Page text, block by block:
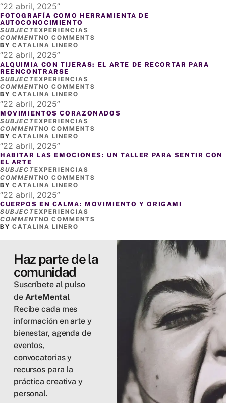
22 abril, 2025
FOTOGRAFÍA COMO HERRAMIENTA DE
AUTOCONOCIMIENTO
SUBJECTEXPERIENCIAS
COMMENTNO COMMENTS
BY CATALINA LINERO
22 abril, 2025
ALQUIMIA CON TIJERAS: EL ARTE DE RECORTAR PARA
REENCONTRARSE
SUBJECTEXPERIENCIAS
COMMENTNO COMMENTS
BY CATALINA LINERO
22 abril, 2025
MOVIMIENTOS CORAZONADOS
SUBJECTEXPERIENCIAS
COMMENTNO COMMENTS
BY CATALINA LINERO
22 abril, 2025
HABITAR LAS EMOCIONES: UN TALLER PARA SENTIR CON
EL ARTE
SUBJECTEXPERIENCIAS
COMMENTNO COMMENTS
BY CATALINA LINERO
22 abril, 2025
CUERPOS EN CALMA: MOVIMIENTO Y ORIGAMI
SUBJECTEXPERIENCIAS
COMMENTNO COMMENTS
BY CATALINA LINERO
Haz parte de la
comunidad
Suscríbete al pulso
de ArteMental
Recibe cada mes
información en arte y
bienestar, agenda de
eventos,
convocatorias y
recursos para la
práctica creativa y
personal.